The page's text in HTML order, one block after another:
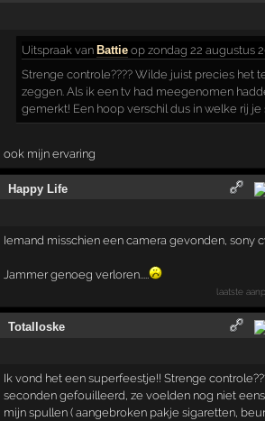
Uitspraak van Battie op zondag 22 augustus
Strenge controle???? Wilde juist precies het
zeggen. Als ik een tv had meegenomen
gemerkt! Een hoop verschil dus in welke rij je
ook mijn ervaring
Happy Life
Iemand misschien een camera gevonden, sony
Jammer genoeg verloren.....
laatste
Totalloske
Ik vond het een superfeestje!! Strenge
seconden gefouilleerd, ze voelden nog niet
mijn spullen ( aangebroken pakje sigaretten,